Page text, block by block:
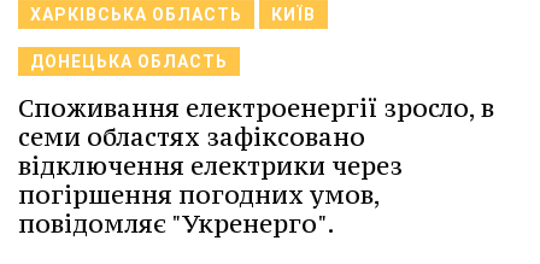
ХАРКІВСЬКА ОБЛАСТЬ КИЇВ
ДОНЕЦЬКА ОБЛАСТЬ
Споживання електроенергії зросло, в
семи областях зафіксовано
відключення електрики через
погіршення погодних умов,
повідомляє "Укренерго".